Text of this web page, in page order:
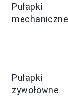
Pułapki
mechaniczne
Pułapki
żywołowne